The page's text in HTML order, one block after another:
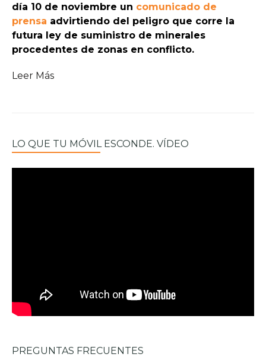
día 10 de noviembre un comunicado de
prensa advirtiendo del peligro que corre la
futura ley de suministro de minerales
procedentes de zonas en conflicto.
Leer Más
LO QUE TU MÓVIL ESCONDE. VÍDEO
PREGUNTAS FRECUENTES